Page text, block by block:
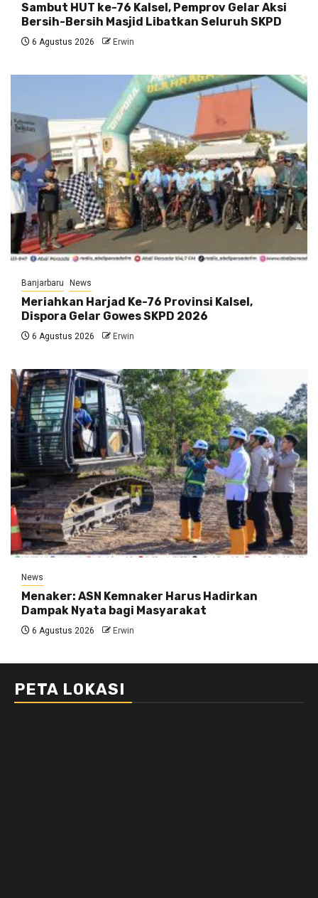
Sambut HUT ke-76 Kalsel, Pemprov Gelar Aksi
Bersih-Bersih Masjid Libatkan Seluruh SKPD
6 Agustus 2026 Erwin
Banjarbaru News
Meriahkan Harjad Ke-76 Provinsi Kalsel,
Dispora Gelar Gowes SKPD 2026
6 Agustus 2026 Erwin
News
Menaker: ASN Kemnaker Harus Hadirkan
Dampak Nyata bagi Masyarakat
6 Agustus 2026 Erwin
PETA LOKASI